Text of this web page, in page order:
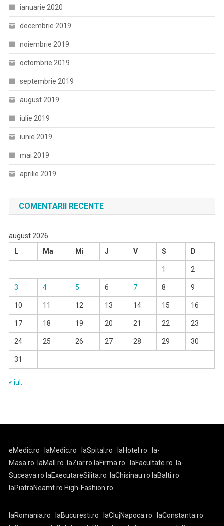
ianuarie 2020
decembrie 2019
noiembrie 2019
octombrie 2019
septembrie 2019
august 2019
iulie 2019
iunie 2019
mai 2019
aprilie 2019
COMENTARII RECENTE
august 2026
L
Ma Mi J V S D
1 2
3 4 5 6 7 8 9
10 11 12 13 14 15 16
17 18 19 20 21 22 23
24 25 26 27 28 29 30
31
« iul.
eMedic.ro laMedic.ro laSpital.ro laHotel.ro
la-
Masa.ro
laMall.ro laZiar.ro laFirma.ro laFacultate.ro
la-
Suceava.ro laExecutareSilita.ro laChisinau.ro laBalti.ro
laPiatraNeamt.ro High-Fashion.ro
laRomania.ro laBucuresti.ro laClujNapoca.ro
laConstanta.ro